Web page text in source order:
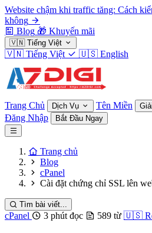
Website chậm khi traffic tăng: Cách
không
Blog 🎁 Khuyến mãi
🇻🇳 Tiếng Việt
🇻🇳 Tiếng Việt 🇺🇸 English
Trang Chủ Dịch Vụ Tên Miền
Đăng Nhập Bắt Đầu Ngay
Trang chủ
Blog
cPanel
Cài đặt chứng chỉ SSL lên
Tìm bài viết...
cPanel 3 phút đọc 589 từ 🇺🇸